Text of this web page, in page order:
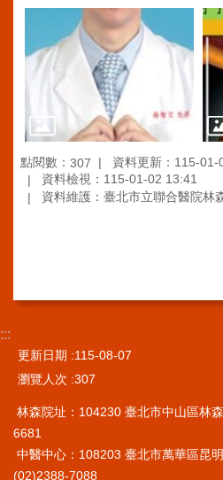
介
康
網
站
台
健
康
務
陳
情
點閱數： 307
資料更新：115-01-
資料檢視：115-01-02 13:41
資料維護：臺北市立聯合醫院林
:::
更新日期
115-08-07
瀏覽人次 307
林森院址：104230 臺北市中山區林
6681
中醫中心：108203 臺北市萬華區昆
(02)2388-7088